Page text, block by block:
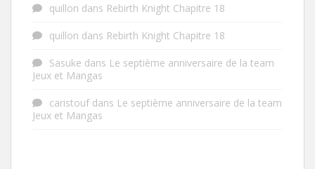
quillon dans Rebirth Knight Chapitre 18
quillon dans Rebirth Knight Chapitre 18
Sasuke dans Le septième anniversaire de la team
Jeux et Mangas
caristoufdans Le septième anniversaire de la team
Jeux et Mangas